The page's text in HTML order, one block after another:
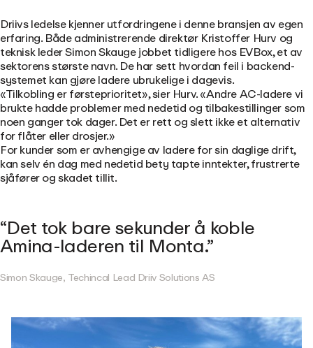
Driivs ledelse kjenner utfordringene i denne bransjen av egen
erfaring. Både administrerende direktør Kristoffer Hurv og
teknisk leder Simon Skauge jobbet tidligere hos EVBox, et av
sektorens største navn. De har sett hvordan feil i backend-
systemet kan gjøre ladere ubrukelige i dagevis.
«Tilkobling er førsteprioritet», sier Hurv. «Andre AC-ladere vi
brukte hadde problemer med nedetid og tilbakestillinger som
noen ganger tok dager. Det er rett og slett ikke et alternativ
for flåter eller drosjer.»
For kunder som er avhengige av ladere for sin daglige drift,
kan selv én dag med nedetid bety tapte inntekter, frustrerte
sjåfører og skadet tillit.
Det tok bare sekunder å koble
Amina-laderen til Monta.
Simon Skauge, Techincal Lead Driiv Solutions AS